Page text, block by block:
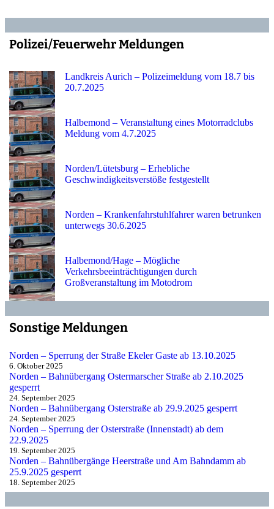
Polizei/Feuerwehr Meldungen
Landkreis Aurich – Polizeimeldung vom 18.7 bis
20.7.2025
Halbemond – Veranstaltung eines Motorradclubs
Meldung vom 4.7.2025
Norden/Lütetsburg – Erhebliche
Geschwindigkeitsverstöße festgestellt
Norden – Krankenfahrstuhlfahrer waren betrunken
unterwegs 30.6.2025
Halbemond/Hage – Mögliche
Verkehrsbeeinträchtigungen durch
Großveranstaltung im Motodrom
Sonstige Meldungen
Norden – Sperrung der Straße Ekeler Gaste ab 13.10.2025
6. Oktober 2025
Norden – Bahnübergang Ostermarscher Straße ab 2.10.2025
gesperrt
24. September 2025
Norden – Bahnübergang Osterstraße ab 29.9.2025 gesperrt
24. September 2025
Norden – Sperrung der Osterstraße (Innenstadt) ab dem
22.9.2025
19. September 2025
Norden – Bahnübergänge Heerstraße und Am Bahndamm ab
25.9.2025 gesperrt
18. September 2025